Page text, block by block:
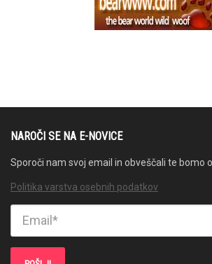
NAROČI SE NA E-NOVICE
Sporoči nam svoj email in obveščali te bomo
Politika varstva osebnih podatkov